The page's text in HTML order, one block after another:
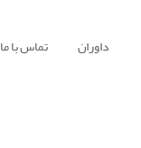
داوران تماس با ما